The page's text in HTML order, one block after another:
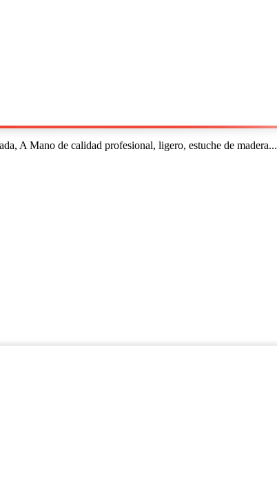
A Mano de calidad profesional, ligero, estuche de madera...